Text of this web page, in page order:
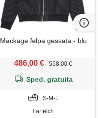
Mackage felpa gessata - blu
486,00 € 558,00 €
Sped. gratuita
S-M-L
Farfetch